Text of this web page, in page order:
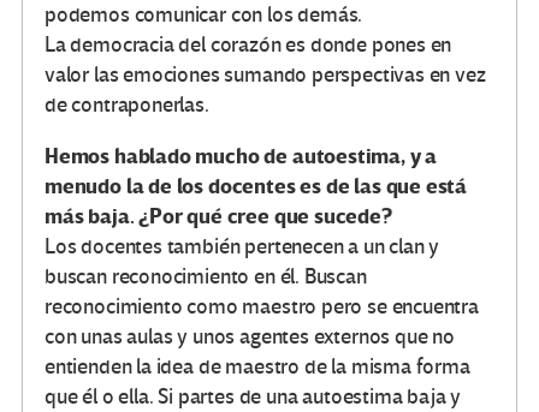
podemos comunicar con los demás.
La democracia del corazón es donde pones en
valor las emociones sumando perspectivas en vez
de contraponerlas.
Hemos hablado mucho de autoestima, y a
menudo la de los docentes es de las que está
más baja. ¿Por qué cree que sucede?
Los docentes también pertenecen a un clan y
buscan reconocimiento en él. Buscan
reconocimiento como maestro pero se encuentra
con unas aulas y unos agentes externos que no
entienden la idea de maestro de la misma forma
que él o ella. Si partes de una autoestima baja y